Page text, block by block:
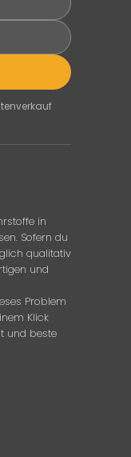
in
Sofern du
qualitativ
und
Problem
Klick
und beste